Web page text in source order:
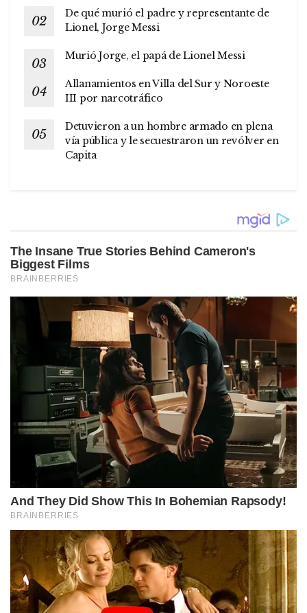
De qué murió el padre y representante de
Lionel, Jorge Messi
Murió Jorge, el papá de Lionel Messi
Allanamientos en Villa del Sur y Noroeste
III por narcotráfico
Detuvieron a un hombre armado en plena
vía pública y le secuestraron un revólver en
Capita